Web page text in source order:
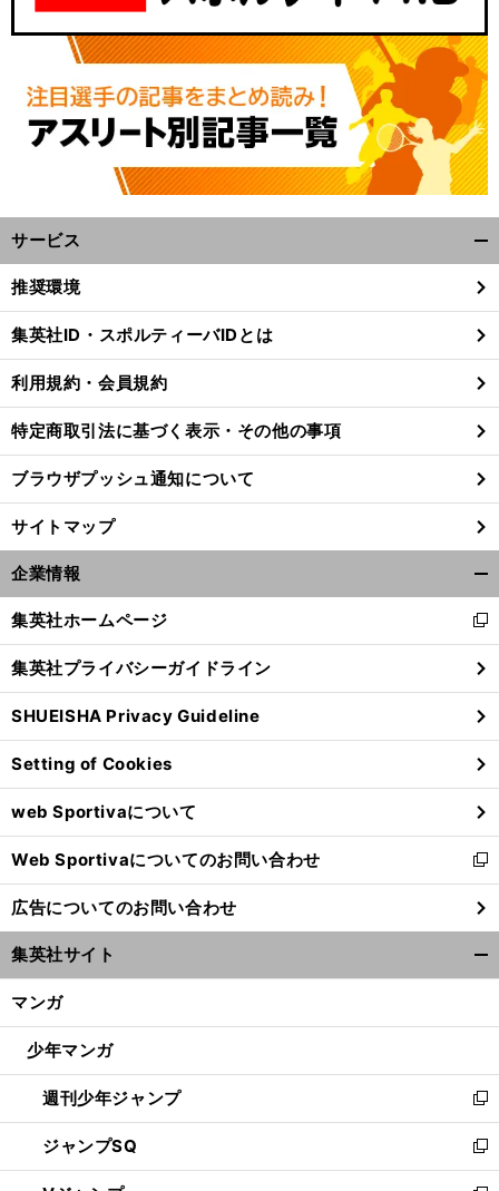
」
・
。
前
へ
サービス
閉
る
推奨環境
集英社ID・スポルティーバIDとは
利用規約・会員規約
特定商取引法に基づく表示・その他の事項
ブラウザプッシュ通知について
サイトマップ
企業情報
閉
る
集英社ホームページ
新
し
い
ウ
ィ
ン
ド
ウ
で
開
く
集英社プライバシーガイドライン
SHUEISHA Privacy Guideline
Setting of Cookies
web Sportivaについて
Web Sportivaについてのお問い合わせ
新
し
い
ウ
ィ
ン
ウ
開
く
広告についてのお問い合わせ
集英社サイト
マンガ
少年マンガ
週刊少年ジャンプ
新
し
い
ウ
ジャンプSQ
新
し